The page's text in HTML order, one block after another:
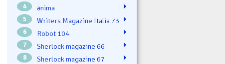
4 ənima
5 Writers Magazine Italia 73
6 Robot 104
7 Sherlock magazine 66
8 Sherlock magazine 67